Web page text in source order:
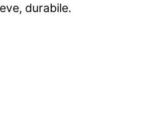
durabile.